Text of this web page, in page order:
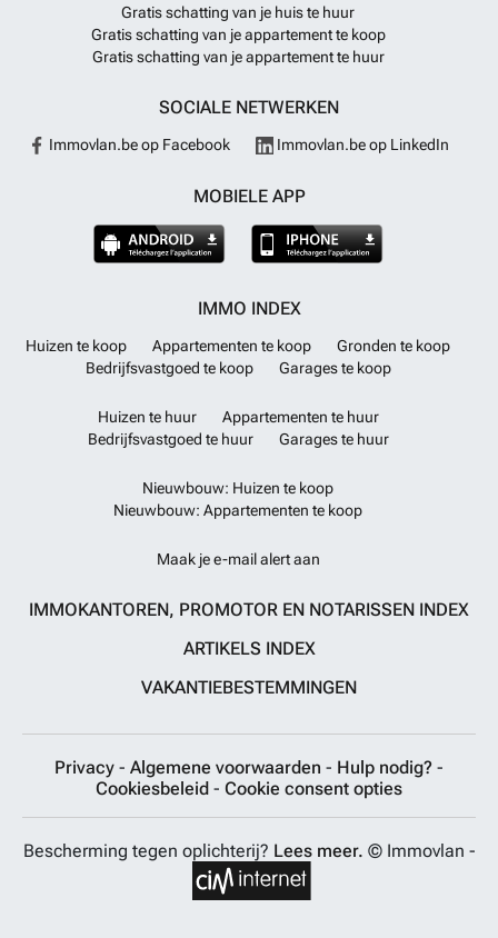
Gratis schatting van je huis te huur
Gratis schatting van je appartement te koop
Gratis schatting van je appartement te huur
SOCIALE NETWERKEN
Immovlan.be op Facebook Immovlan.be op LinkedIn
MOBIELE APP
IMMO INDEX
Huizen te koop Appartementen te koop
Gronden te koop
Bedrijfsvastgoed te koop
Garages te koop
Huizen te huur
Appartementen te huur
Bedrijfsvastgoed te huur
Garages te huur
Nieuwbouw: Huizen te koop
Nieuwbouw: Appartementen te koop
Maak je e-mail alert aan
IMMOKANTOREN, PROMOTOR EN NOTARISSEN INDEX
ARTIKELS INDEX
VAKANTIEBESTEMMINGEN
Privacy - Algemene voorwaarden - Hulp nodig? -
Cookiesbeleid - Cookie consent opties
Bescherming tegen oplichterij? Lees meer. © Immovlan -